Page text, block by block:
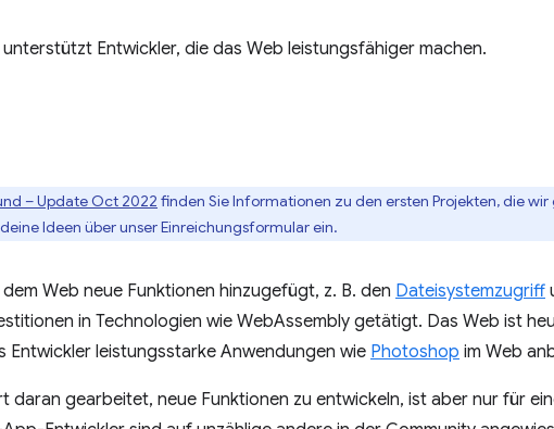
Entwickler, die das Web leistungsfähiger machen.
– Update Oct 2022 finden Sie Informationen zu den ersten Projekten, die
Ideen über unser Einreichungsformular ein.
Web neue Funktionen hinzugefügt, z. B. den Dateisystemzugriff
in Technologien wie WebAssembly getätigt. Das Web ist
Entwickler leistungsstarke Anwendungen wie Photoshop im Web
daran gearbeitet, neue Funktionen zu entwickeln, ist aber nur für